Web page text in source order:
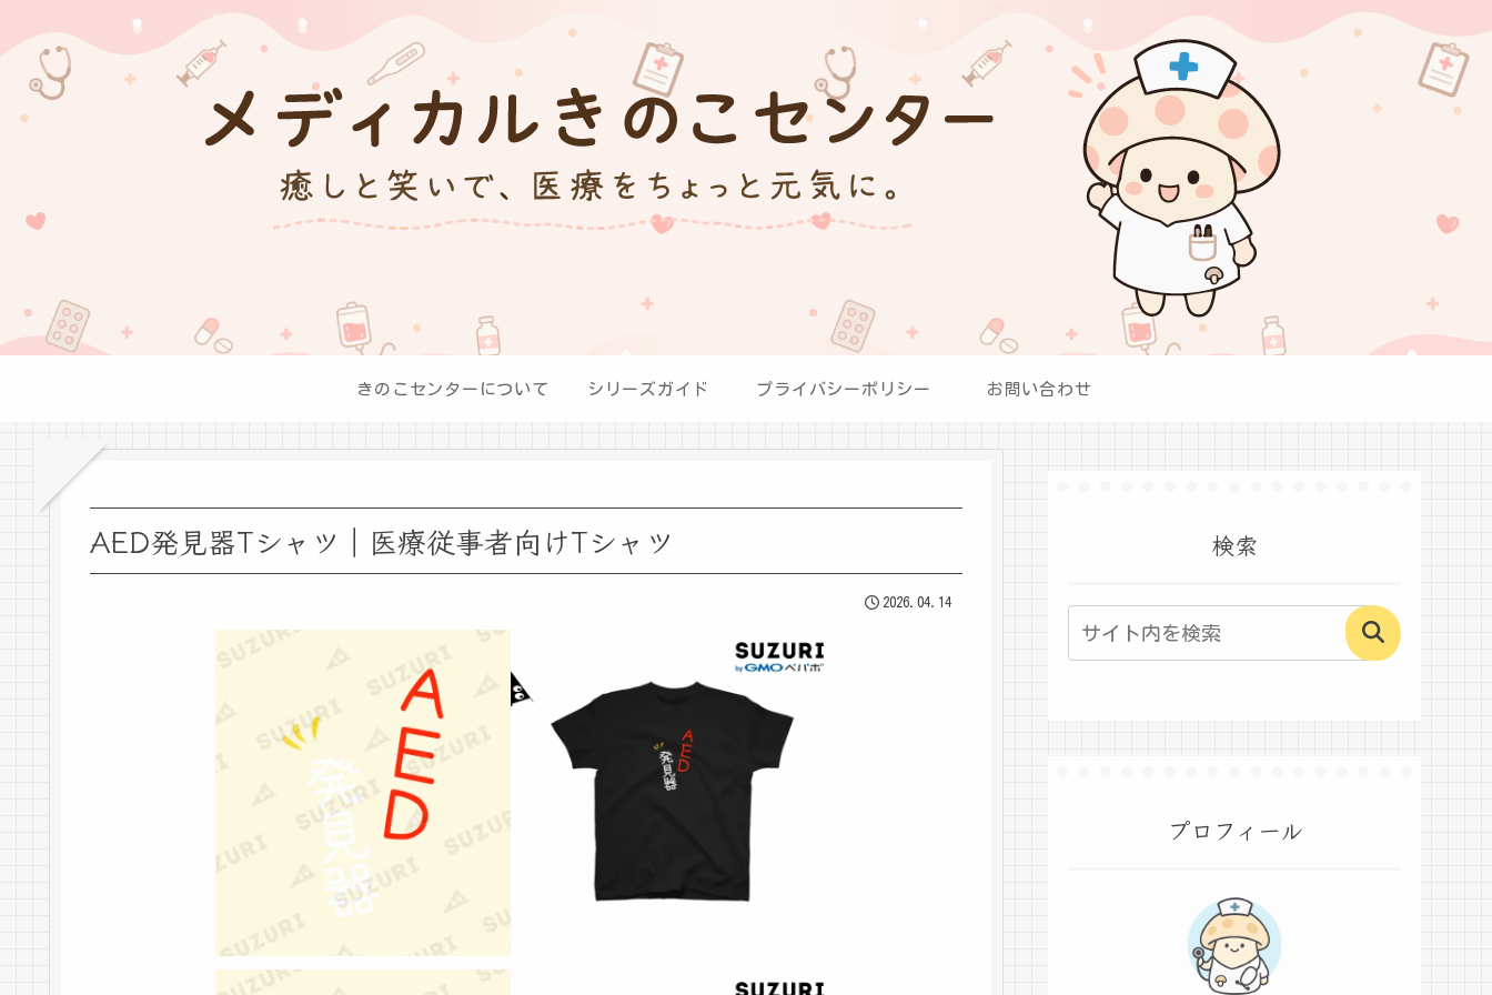
きのこセンターについて シリーズガイド プライバシーポリシー お問い合わせ
AED発見器Tシャツ｜医療従事者向けTシャツ
2026.04.14
検索
プロフィール